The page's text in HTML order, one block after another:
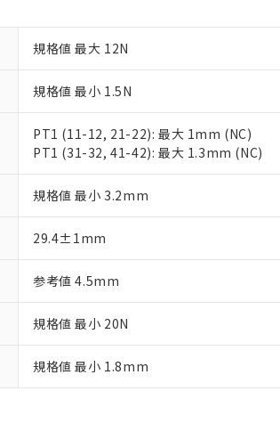
規格値 最大 12N
規格値 最小 1.5N
PT1 (11-12, 21-22): 最大 1mm (NC)
PT1 (31-32, 41-42): 最大 1.3mm (NC)
規格値 最小 3.2mm
29.4±1mm
参考値 4.5mm
規格値 最小 20N
規格値 最小 1.8mm